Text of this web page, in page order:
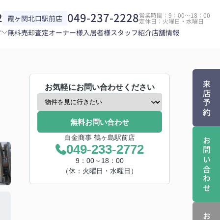
霞ヶ関北口駅前店 049-237-2228営業時間：9：00～18：00
定休日：火曜日・水曜日
無料売却査定オーナー様入居者様スタッフ紹介店舗情報
来店予約
お問い合わせ
お気軽にお問い合わせください
無料お問い合わせ
白金商事 鶴ヶ島駅前店
049-233-2772
9：00～18：00
（休：火曜日・水曜日）